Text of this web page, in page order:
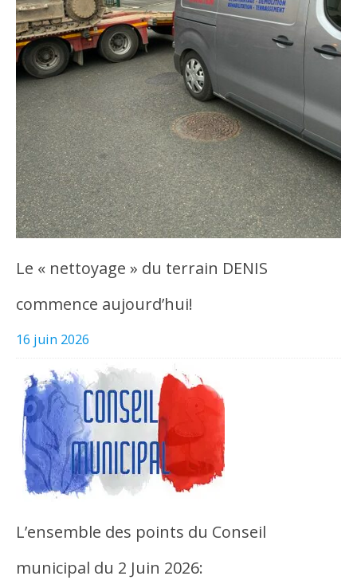
Le « nettoyage » du terrain DENIS
commence aujourd’hui!
16 juin 2026
L’ensemble des points du Conseil
municipal du 2 Juin 2026: